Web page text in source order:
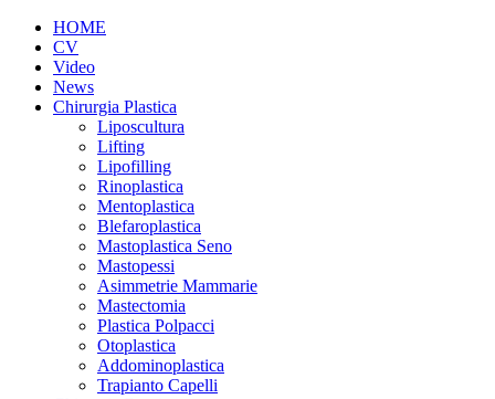
HOME
CV
Video
News
Chirurgia Plastica
Liposcultura
Lifting
Lipofilling
Rinoplastica
Mentoplastica
Blefaroplastica
Mastoplastica Seno
Mastopessi
Asimmetrie Mammarie
Mastectomia
Plastica Polpacci
Otoplastica
Addominoplastica
Trapianto Capelli